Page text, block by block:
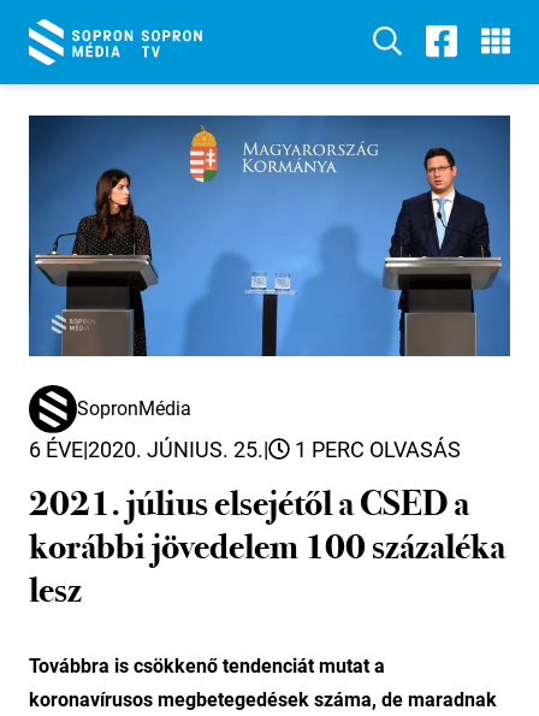
SopronMédia
6 ÉVE|2020. JÚNIUS. 25.| 1 PERC OLVASÁS
2021. július elsejétől a CSED a
korábbi jövedelem 100 százaléka
lesz
Továbbra is csökkenő tendenciát mutat a
koronavírusos megbetegedések száma, de maradnak